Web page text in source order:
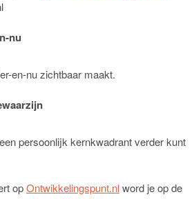
nu
en-nu zichtbaar maakt.
persoonlijk kernkwadrant verder kunt
opOntwikkelingspunt.nlword je op de